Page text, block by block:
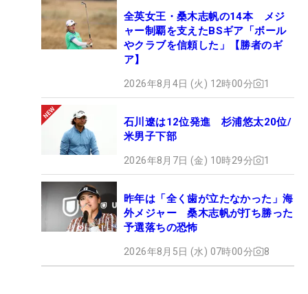
全英女王・桑木志帆の14本 メジ
ャー制覇を支えたBSギア「ボール
やクラブを信頼した」【勝者のギ
ア】
2026年8月4日 (火) 12時00分 1
石川遼は12位発進 杉浦悠太20位/
米男子下部
2026年8月7日 (金) 10時29分 1
昨年は「全く歯が立たなかった」海
外メジャー 桑木志帆が打ち勝った
予選落ちの恐怖
2026年8月5日 (水) 07時00分 8